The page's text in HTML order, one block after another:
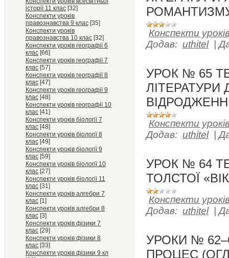
історії 11 клас [32]
Конспекти уроків
правознавства 9 клас [35]
Конспекти уроків
правознавства 10 клас [32]
Конспекти уроків географії 6
клас [66]
Конспекти уроків географії 7
клас [57]
Конспекти уроків географії 8
клас [47]
Конспекти уроків географії 9
клас [48]
Конспекти уроків географії 10
клас [41]
Конспекти уроків біології 7
клас [48]
Конспекти уроків біології 8
клас [49]
Конспекти уроків біології 9
клас [59]
Конспекти уроків біології 10
клас [27]
Конспекти уроків біології 11
клас [31]
Конспекти уроків алгебри 7
клас [1]
Конспекти уроків алгебри 8
клас [3]
Конспекти уроків фізики 7
клас [29]
Конспекти уроків фізики 8
клас [33]
Конспекти уроків фізики 9 кл
Конспекти
Додав: uthitel |
УРОК № 65
ЛІТЕРАТУРИ
Конспекти
Додав: uthitel |
УРОК № 64
ТОЛСТОЇ
Конспекти
Додав: uthitel |
УРОКИ №
ПРОЦЕС